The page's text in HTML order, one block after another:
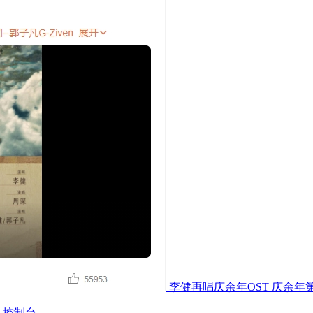
李健再唱庆余年OST 庆余年